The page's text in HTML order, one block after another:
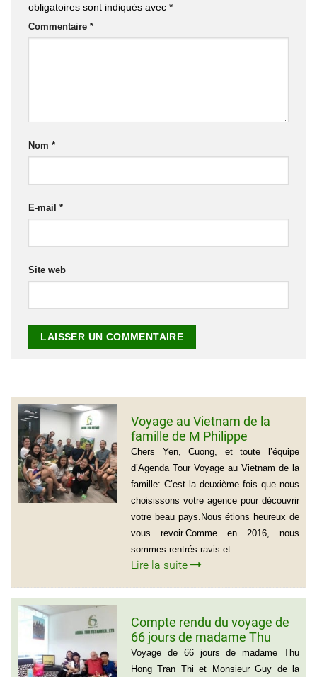
obligatoires sont indiqués avec *
Commentaire *
Nom *
E-mail *
Site web
Voyage au Vietnam de la
famille de M Philippe
GROGNET
Chers Yen, Cuong, et toute l’équipe
d’Agenda Tour Voyage au Vietnam de la
famille: C’est la deuxième fois que nous
choisissons votre agence pour découvrir
votre beau pays.Nous étions heureux de
vous revoir.Comme en 2016, nous
sommes rentrés ravis et...
Lire la suite
Compte rendu du voyage de
66 jours de madame Thu
Hong Tran Thi et Monsieur
Guy de la Boursodière
Voyage de 66 jours de madame Thu
Hong Tran Thi et Monsieur Guy de la